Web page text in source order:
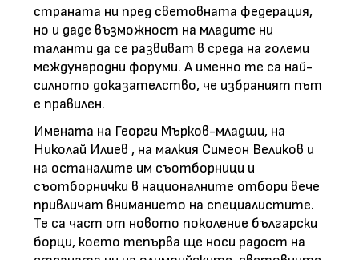
страната ни пред световната федерация,
но и даде възможност на младите ни
таланти да се развиват в среда на големи
международни форуми. А именно те са най-
силното доказателство, че избраният път
е правилен.
Имената на Георги Мърков-младши, на
Николай Илиев , на малкия Симеон Великов и
на останалите им съотборници и
съотборнички в националните отбори вече
привличат вниманието на специалистите.
Те са част от новото nоколение български
борци, което тепърва ще носи радост на